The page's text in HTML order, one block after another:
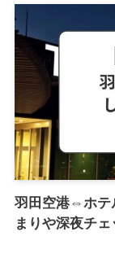
羽田空港⇔ホテ
まりや深夜チ